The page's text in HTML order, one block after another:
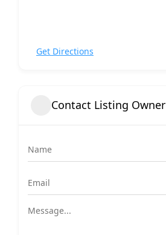
Get Directions
Contact Listing Owner